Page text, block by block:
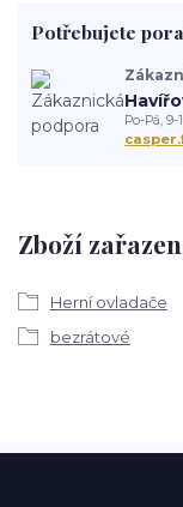
Zboží
Herní ovladače
bezrátové
Potřebujete
Po-Pá, 9-